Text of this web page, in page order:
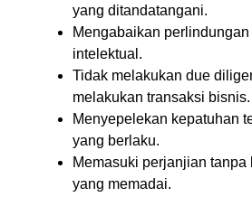
yang ditandatangani.
Mengabaikan
intelektual.
Tidak melakukan due
melakukan transaksi bisnis.
Menyepelekan kepatuhan
yang berlaku.
Memasuki perjanjian tanpa
yang memadai.